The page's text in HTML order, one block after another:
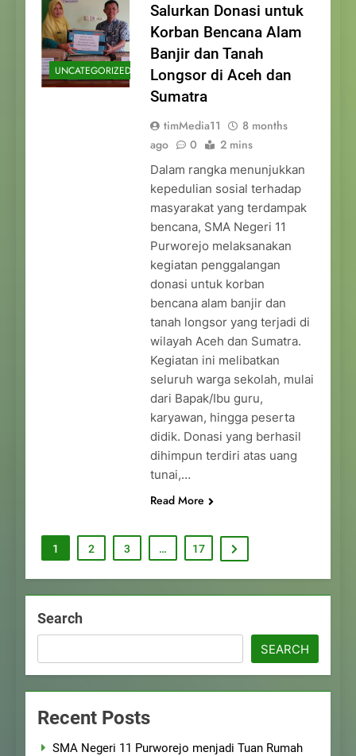
UNCATEGORIZED
Salurkan Donasi untuk
Korban Bencana Alam
Banjir dan Tanah
Longsor di Aceh dan
Sumatra
timMedia11
8 months
ago
0 2 mins
Dalam rangka menunjukkan
kepedulian sosial terhadap
masyarakat yang terdampak
bencana, SMA Negeri 11
Purworejo melaksanakan
kegiatan penggalangan
donasi untuk korban
bencana alam banjir dan
tanah longsor yang terjadi di
wilayah Aceh dan Sumatra.
Kegiatan ini melibatkan
seluruh warga sekolah, mulai
dari Bapak/Ibu guru,
karyawan, hingga peserta
didik. Donasi yang berhasil
dihimpun terdiri atas uang
tunai,…
Read More
1 2 3 … 17
Search
SEARCH
Recent Posts
SMA Negeri 11 Purworejo menjadi Tuan Rumah